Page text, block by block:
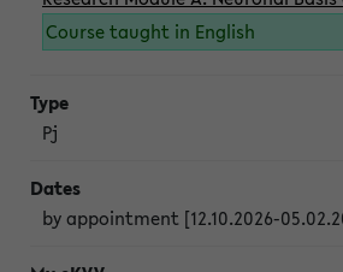
Course taught in English
Pj
by appointment [12.10.2026-